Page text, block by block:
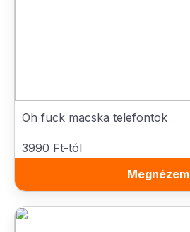
Oh fuck macska telefontok
3990 Ft-tól
Megnézem